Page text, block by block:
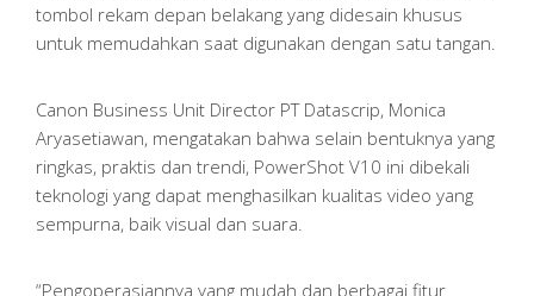
tombol rekam depan belakang yang didesain khusus
untuk memudahkan saat digunakan dengan satu tangan.
Canon Business Unit Director PT Datascrip, Monica
Aryasetiawan, mengatakan bahwa selain bentuknya yang
ringkas, praktis dan trendi, PowerShot V10 ini dibekali
teknologi yang dapat menghasilkan kualitas video yang
sempurna, baik visual dan suara.
“Pengoperasiannya yang mudah dan berbagai fitur